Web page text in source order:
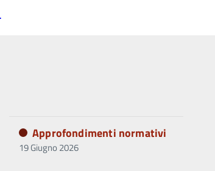
successiva
Approfondimenti normativi
19 Giugno 2026